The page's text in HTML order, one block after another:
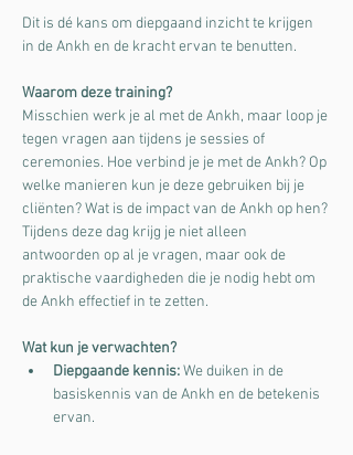
Dit is dé kans om diepgaand inzicht te krijgen
in de Ankh en de kracht ervan te benutten.
Waarom deze training?
Misschien werk je al met de Ankh, maar loop je
tegen vragen aan tijdens je sessies of
ceremonies. Hoe verbind je je met de Ankh? Op
welke manieren kun je deze gebruiken bij je
cliënten? Wat is de impact van de Ankh op hen?
Tijdens deze dag krijg je niet alleen
antwoorden op al je vragen, maar ook de
praktische vaardigheden die je nodig hebt om
de Ankh effectief in te zetten.
Wat kun je verwachten?
Diepgaande kennis: We duiken in de
basiskennis van de Ankh en de betekenis
ervan.